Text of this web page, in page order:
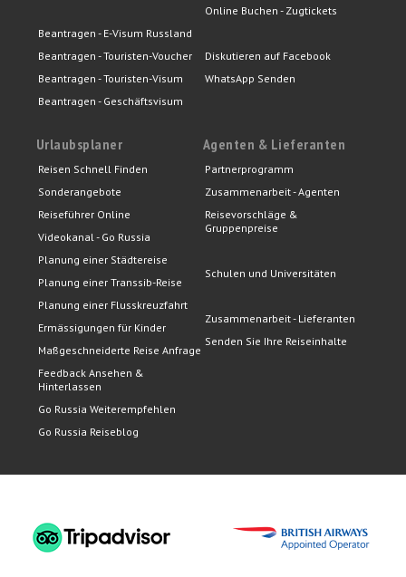
Beantragen - E-Visum Russland
Beantragen - Touristen-Voucher
Beantragen - Touristen-Visum
Beantragen - Geschäftsvisum
Online Buchen - Zugtickets
Diskutieren auf Facebook
WhatsApp Senden
Urlaubsplaner
Reisen Schnell Finden
Sonderangebote
Reiseführer Online
Videokanal - Go Russia
Planung einer Städtereise
Planung einer Transsib-Reise
Planung einer Flusskreuzfahrt
Ermässigungen für Kinder
Maßgeschneiderte Reise Anfrage
Feedback Ansehen &
Hinterlassen
Go Russia Weiterempfehlen
Go Russia Reiseblog
Agenten & Lieferanten
Partnerprogramm
Zusammenarbeit - Agenten
Reisevorschläge &
Gruppenpreise
Schulen und Universitäten
Zusammenarbeit - Lieferanten
Senden Sie Ihre Reiseinhalte